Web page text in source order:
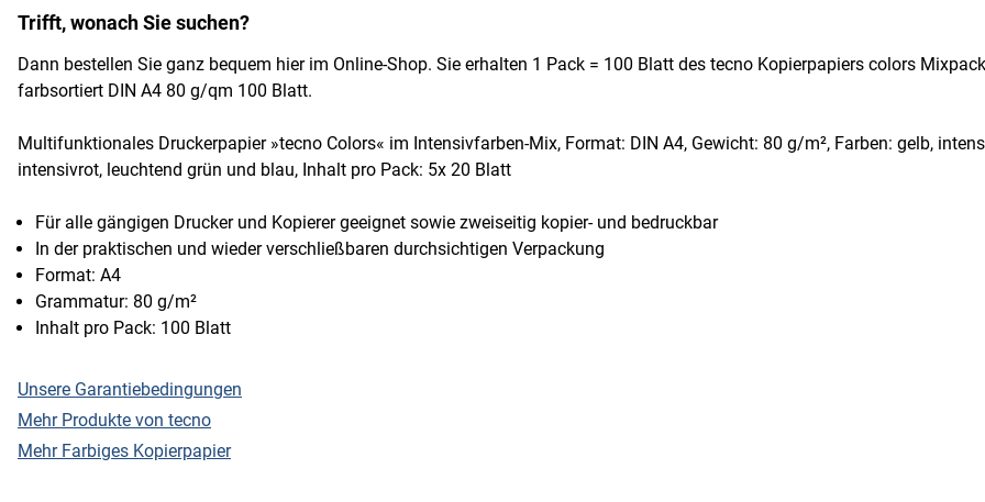
Trifft, wonach Sie suchen?
Dann bestellen Sie ganz bequem hier im Online-Shop. Sie erhalten 1 Pack = 100 Blatt des tecno Kopierpapiers colors Mixpack
farbsortiert DIN A4 80 g/qm 100 Blatt.
Multifunktionales Druckerpapier »tecno Colors« im Intensivfarben-Mix, Format: DIN A4, Gewicht: 80 g/m², Farben: gelb,
intensivrot, leuchtend grün und blau, Inhalt pro Pack: 5x 20 Blatt
Für alle gängigen Drucker und Kopierer geeignet sowie zweiseitig kopier- und bedruckbar
In der praktischen und wieder verschließbaren durchsichtigen Verpackung
Format: A4
Grammatur: 80 g/m²
Inhalt pro Pack: 100 Blatt
Unsere Garantiebedingungen
Mehr Produkte von tecno
Mehr Farbiges Kopierpapier